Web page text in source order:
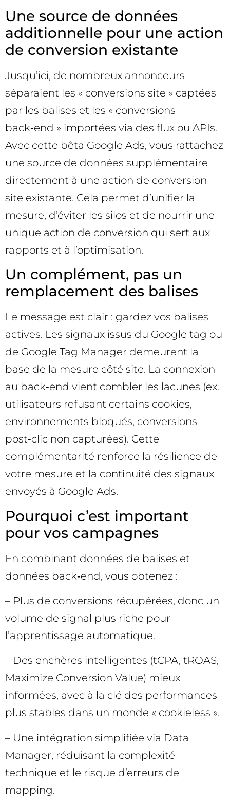
Une source de données
additionnelle pour une action
de conversion existante
Jusqu’ici, de nombreux annonceurs
séparaient les « conversions site » captées
par les balises et les « conversions
back‑end » importées via des flux ou APIs.
Avec cette bêta Google Ads, vous rattachez
une source de données supplémentaire
directement à une action de conversion
site existante. Cela permet d’unifier la
mesure, d’éviter les silos et de nourrir une
unique action de conversion qui sert aux
rapports et à l’optimisation.
Un complément, pas un
remplacement des balises
Le message est clair : gardez vos balises
actives. Les signaux issus du Google tag ou
de Google Tag Manager demeurent la
base de la mesure côté site. La connexion
au back‑end vient combler les lacunes (ex.
utilisateurs refusant certains cookies,
environnements bloqués, conversions
post‑clic non capturées). Cette
complémentarité renforce la résilience de
votre mesure et la continuité des signaux
envoyés à Google Ads.
Pourquoi c’est important
pour vos campagnes
En combinant données de balises et
données back‑end, vous obtenez :
– Plus de conversions récupérées, donc un
volume de signal plus riche pour
l’apprentissage automatique.
– Des enchères intelligentes (tCPA, tROAS,
Maximize Conversion Value) mieux
informées, avec à la clé des performances
plus stables dans un monde « cookieless ».
– Une intégration simplifiée via Data
Manager, réduisant la complexité
technique et le risque d’erreurs de
mapping.